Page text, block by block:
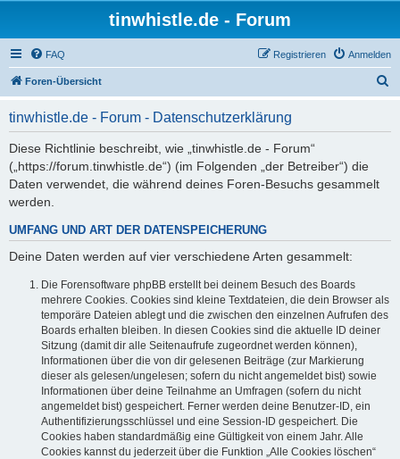
tinwhistle.de - Forum
FAQ Anmelden
Registrieren
Foren-Übersicht
tinwhistle.de - Forum - Datenschutzerklärung
Diese Richtlinie beschreibt, wie „tinwhistle.de - Forum“
(„https://forum.tinwhistle.de“) (im Folgenden „der Betreiber“) die
Daten verwendet, die während deines Foren-Besuchs gesammelt
werden.
UMFANG UND ART DER DATENSPEICHERUNG
Deine Daten werden auf vier verschiedene Arten gesammelt:
Die Forensoftware phpBB erstellt bei deinem Besuch des Boards
mehrere Cookies. Cookies sind kleine Textdateien, die dein Browser als
temporäre Dateien ablegt und die zwischen den einzelnen Aufrufen des
Boards erhalten bleiben. In diesen Cookies sind die aktuelle ID deiner
Sitzung (damit dir alle Seitenaufrufe zugeordnet werden können),
Informationen über die von dir gelesenen Beiträge (zur Markierung
dieser als gelesen/ungelesen; sofern du nicht angemeldet bist) sowie
Informationen über deine Teilnahme an Umfragen (sofern du nicht
angemeldet bist) gespeichert. Ferner werden deine Benutzer-ID, ein
Authentifizierungsschlüssel und eine Session-ID gespeichert. Die
Cookies haben standardmäßig eine Gültigkeit von einem Jahr. Alle
Cookies kannst du jederzeit über die Funktion „Alle Cookies löschen“